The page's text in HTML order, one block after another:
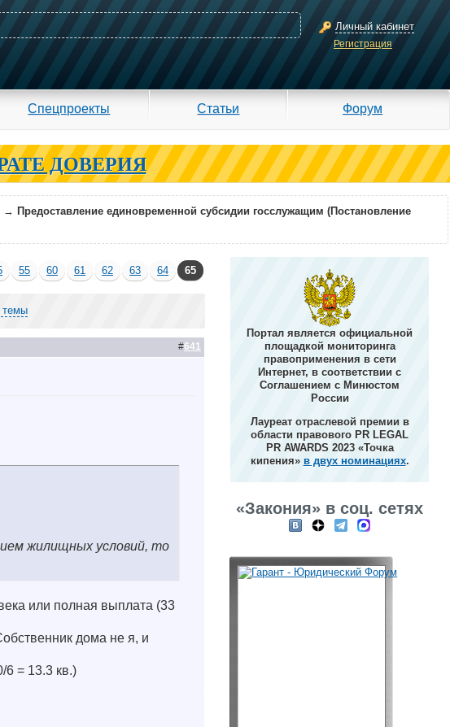
Личный кабинет
Регистрация
Спецпроекты Статьи Форум
ДОВЕРИЯ
→ Предоставление единовременной субсидии госслужащим (Постановление
55 60 61 62 63 64 65
темы
#641
жилищных условий, то
или полная выплата (33
дома не я, и
= 13.3 кв.)
Портал является официальной
площадкой мониторинга
правоприменения в сети
Интернет, в соответствии с
Соглашением с Минюстом
России
Лауреат отраслевой премии в
области правового PR LEGAL
PR AWARDS 2023 «Точка
кипения» в двух номинациях.
«Закония» в соц. сетях